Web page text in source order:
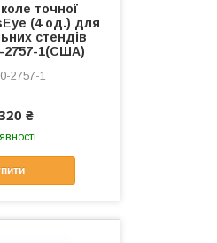
точної
(4 од.) для
стендів
2757-1(США)
2757-1
₴